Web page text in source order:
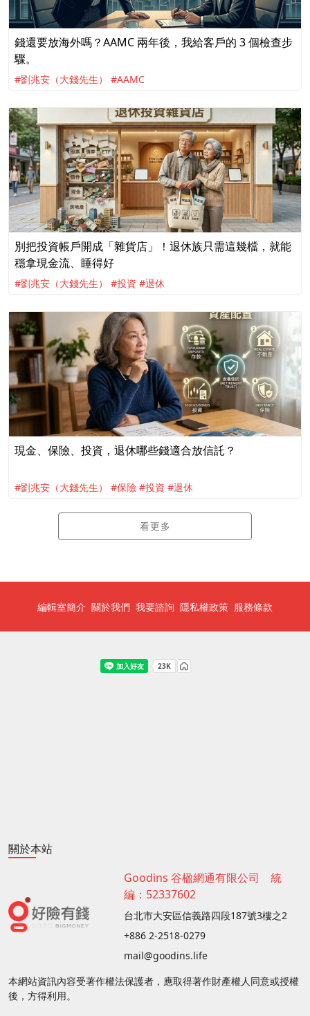
錢還要放海外嗎？AAMC 兩年後，我給客戶的 3 個檢查步
驟。
#劉兆安（大錢先生） #AAMC
別把投資帳戶開成「雜貨店」！退休族只需這幾檔，就能
穩拿現金流、睡得好
#劉兆安（大錢先生） #投資 #退休
現金、保險、投資，退休哪些錢適合放信託？
#劉兆安（大錢先生） #保險 #投資 #退休
看更多
編輯室簡介 關於我們 我要諮詢 隱私權政策 服務條款
關於本站
Goodins 谷楹網通有限公司 統
編：52337602
台北市大安區信義路四段187號3樓之2
+886 2-2518-0279
mail@goodins.life
本網站資訊內容受著作權法保護者，應取得著作財產權人同意或授權
後，方得利用。